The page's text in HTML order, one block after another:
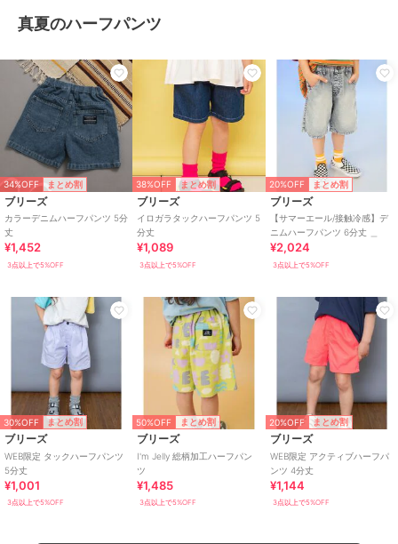
真夏のハーフパンツ
34%OFF まとめ割
ブリーズ
カラーデニムハーフパンツ 5分
丈
¥1,452
3点以上で5%OFF
38%OFF まとめ割
ブリーズ
イロガラタックハーフパンツ 5
分丈
¥1,089
3点以上で5%OFF
20%OFF まとめ割
ブリーズ
【サマーエール/接触冷感】デ
ニムハーフパンツ 6分丈 ＿
¥2,024
3点以上で5%OFF
30%OFF まとめ割
ブリーズ
WEB限定 タックハーフパンツ
5分丈
¥1,001
3点以上で5%OFF
50%OFF まとめ割
ブリーズ
I'm Jelly 総柄加工ハーフパン
ツ
¥1,485
3点以上で5%OFF
20%OFF まとめ割
ブリーズ
WEB限定 アクティブハーフパ
ンツ 4分丈
¥1,144
3点以上で5%OFF